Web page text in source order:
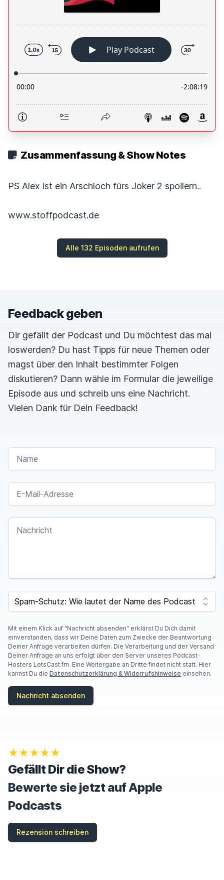
Zusammenfassung & Show Notes
PS Alex ist ein Arschloch fürs Joker 2 spoilern..
www.stoffpodcast.de
Alle 132 Episoden aufrufen
Feedback geben
Dir gefällt der Podcast und Du möchtest das mal
loswerden? Du hast Tipps für neue Themen oder
magst über den Inhalt bestimmter Folgen
diskutieren? Dann wähle im Formular die jeweilige
Episode aus und schreib uns eine Nachricht.
Vielen Dank für Dein Feedback!
NAME
E-MAIL-ADRESSE
NACHRICHT
SPAM CAPTCHA
Mit einem Klick auf "Nachricht absenden" erklärst Du Dich damit
einverstanden, dass wir Deine Daten zum Zwecke der Beantwortung
Deiner Anfrage verarbeiten dürfen. Die Verarbeitung und der Versand
Deiner Anfrage an uns erfolgt über den Server unseres Podcast-
Hosters LetsCast.fm. Eine Weitergabe an Dritte findet nicht statt. Hier
kannst Du die Datenschutzerklärung & Widerrufshinweise einsehen.
Nachricht absenden
★★★★★
Gefällt Dir die Show?
Bewerte sie jetzt auf Apple
Podcasts
Rezension schreiben